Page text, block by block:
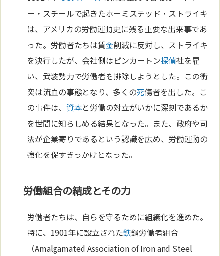
ー・スチールで起きたホーミステッド・ストライキ
は、アメリカの労働運動史に残る重要な出来事であ
った。労働者たちは賃金削減に反対し、ストライキ
を決行したが、会社側はピンカートン探偵社を雇
い、武装勢力で労働者を排除しようとした。この衝
突は流血の事態となり、多くの死傷者を出した。こ
の事件は、 資本と労働の対立がいかに深刻であるか
を世間に知らしめる結果となった。また、政府や司
法が企業寄りであるという認識を広め、労働運動の
強化を促すきっかけとなった。
労働組合の結成とその力
労働者たちは、自らを守るために組織化を進めた。
特に、1901年に設立された鉄鋼労働者組合
（Amalgamated Association of Iron and Steel